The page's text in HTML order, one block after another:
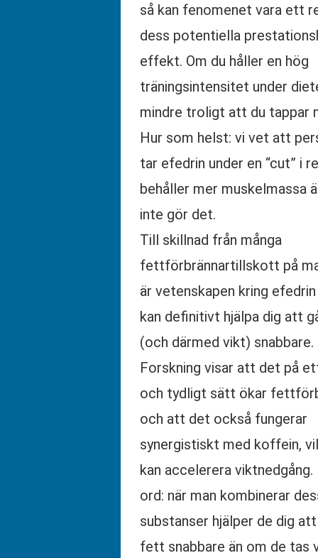
så kan fenomenet vara ett
dess potentiella
effekt. Om du håller en hög
träningsintensitet under
mindre troligt att du tappar
Hur som helst: vi vet att
tar efedrin under en “cut” i
behåller mer muskelmassa
inte gör det.
Till skillnad från många
fettförbrännartillskott på
är vetenskapen kring
kan definitivt hjälpa dig att
(och därmed vikt) snabbare.
Forskning visar att det på
och tydligt sätt ökar
och att det också fungerar
synergistiskt med koffein,
kan accelerera viktnedgång.
ord: när man kombinerar
substanser hjälper de dig
fett snabbare än om de tas